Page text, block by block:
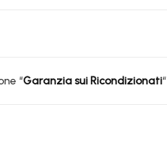
“Garanzia sui Ricondizionati“